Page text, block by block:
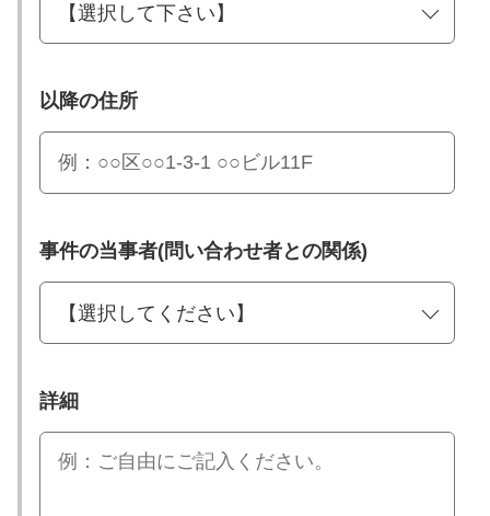
以降の住所
事件の当事者(問い合わせ者との関係)
詳細